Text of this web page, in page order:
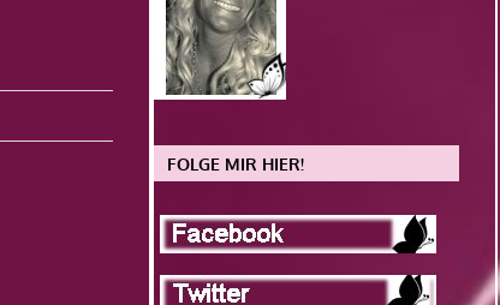
FOLGE MIR HIER!